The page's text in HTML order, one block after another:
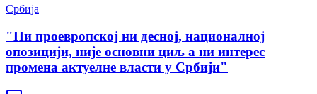
Србија
"Ни проевропској ни десној, националној
опозицији, није основни циљ а ни интерес
промена актуелне власти у Србији"